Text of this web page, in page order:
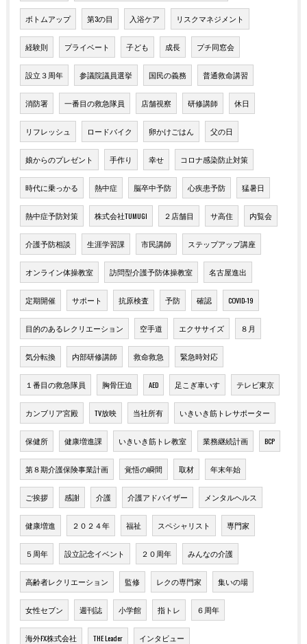
ボトムアップ 第3の目 入浴ケア リスクマネジメント
経験則 プライベート 子ども 成長 プチ同窓会
設立３周年 参議院議員選挙 国民の義務 普通救命講習
消防署 一番目の救急隊員 店舗視察 研修講師 休日
リフレッシュ ロードバイク 卵かけごはん 父の日
娘からのプレゼント 手作り 幸せ コロナ感染防止対策
時代に乗っかる 熱中症 脳卒中予防 心疾患予防 猛暑日
熱中症予防対策 株式会社TUMUGI ２店舗目 サ高住 内覧会
介護予防相談 生涯学習課 市民講師 ステップアップ講座
オンライン体操教室 訪問型介護予防体操教室 名古屋進出
定期開催 サポート 抗原検査 予防 確認 COVID-19
目的のあるレクリエーション 空手道 エクササイズ ８月
気分転換 内部研修講師 救命救急 緊急時対応
１番目の救急隊員 胸骨圧迫 AED 足こぎ車いす テレビ東京
カンブリア宮殿 TV放映 当社所有 いきいき筋トレサポーター
保健所 健康増進課 いきいき筋トレ教室 業務継続計画 BCP
第８期介護保険事業計画 覚悟の瞬間 取材 年末年始
ご挨拶 感謝 介護 介護アドバイザー メンタルヘルス
健康増進 ２０２４年 福祉 スペシャリスト 専門家
５周年 設立記念イベント ２０周年 みんなの介護
高齢者レクリエーション 監修 レクの専門家 集いの場
女性セブン 週刊誌 小学館 指トレ ６周年
海外FX株式会社 THE Leader インタビュー